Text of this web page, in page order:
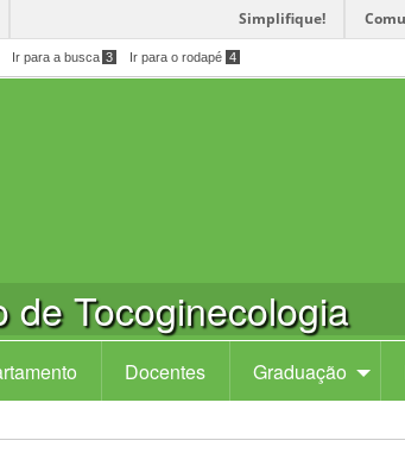
Simplifique!
Ir para a busca 3 Ir para o rodapé 4
de Tocoginecologia
Docentes Graduação